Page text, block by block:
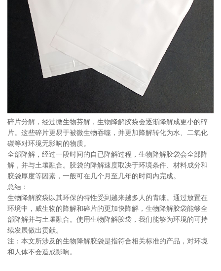
碎片分解，经过微生物芬解，生物降解胶袋会逐渐降解成更小的碎
片。这些碎片更易于被微生物吞噬，并更加降解转化为水、二氧化
碳等对环境无影响的物质。
全部降解，经过一段时间的自已降解过程，生物降解胶袋会全部降
解，并与土壤融合。胶袋的降解速度取决于环境条件、材料成分和
胶袋厚度等因素，一般可在几个月至几年的时间内完成。
总结：
生物降解胶袋以其环保的特性受到越来越多人的青睐。通过放置在
环境中，威生物的降解和碎片的更加快降解，生物降解胶袋能够全
部降解并与土壤融合。使用生物降解胶袋，我们能够为环境的可持
续发展做出贡献。
注：本文所涉及的生物降解胶袋是指符合相关标准的产品，对环境
和人体不会造成影响。